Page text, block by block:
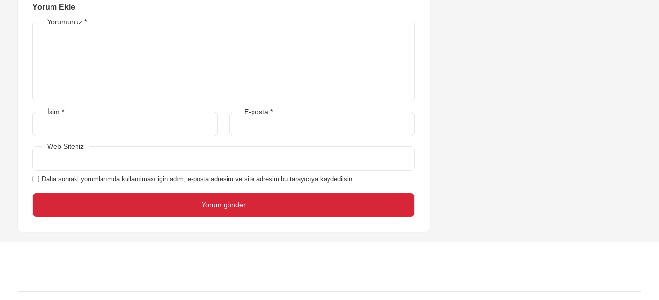
Yorum Ekle
Yorumunuz *
İsim * E-posta *
Web Siteniz
Daha sonraki yorumlarımda kullanılması için adım, e-posta adresim ve site adresim bu tarayıcıya kaydedilsin.